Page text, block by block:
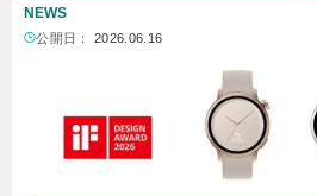
NEWS
公開日： 2026.06.16